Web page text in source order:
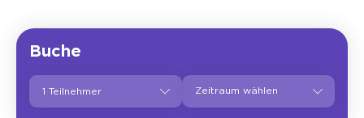
Buche
1 Teilnehmer